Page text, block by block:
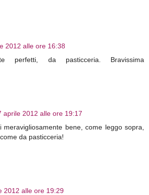
2012 alle ore 16:38
perfetti, da pasticceria. Bravissima
aprile 2012 alle ore 19:17
meravigliosamente bene, come leggo sopra,
da pasticceria!
2012 alle ore 19:29